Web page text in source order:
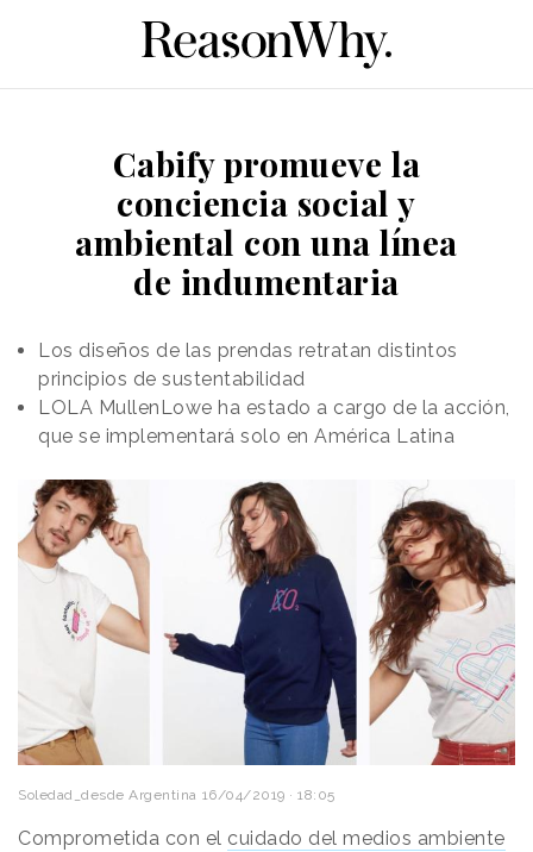
Cabify promueve la
conciencia social y
ambiental con una línea
de indumentaria
Los diseños de las prendas retratan distintos
principios de sustentabilidad
LOLA MullenLowe ha estado a cargo de la acción,
que se implementará solo en América Latina
Soledad_desde Argentina 16/04/2019 · 18:05
Comprometida con el cuidado del medios ambiente